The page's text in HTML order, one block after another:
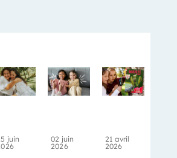
juin
02 juin
2026
21 avril
2026